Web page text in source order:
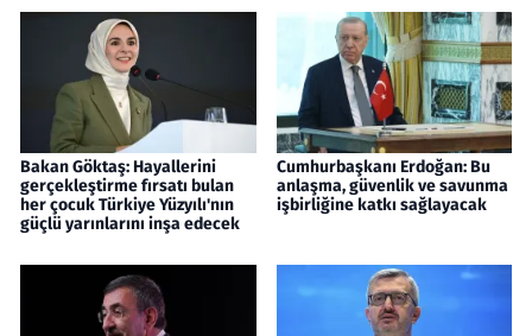
Bakan Göktaş: Hayallerini
gerçekleştirme fırsatı bulan
her çocuk Türkiye Yüzyılı'nın
güçlü yarınlarını inşa edecek
Cumhurbaşkanı Erdoğan: Bu
anlaşma, güvenlik ve savunma
işbirliğine katkı sağlayacak